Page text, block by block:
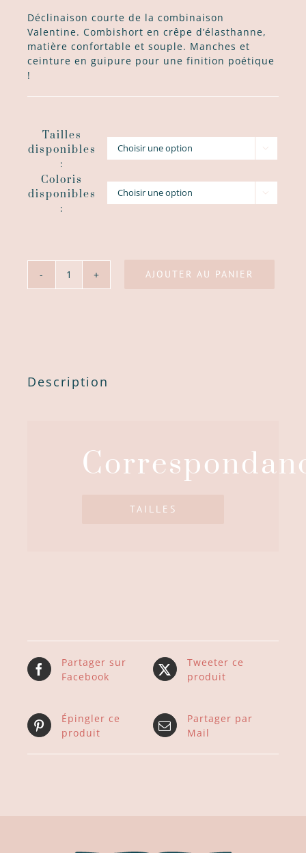
Déclinaison courte de la combinaison
Valentine. Combishort en crêpe d’élasthanne,
matière confortable et souple. Manches et
ceinture en guipure pour une finition poétique
!
Tailles
disponibles
:

Coloris
disponibles
:

quantité
AJOUTER AU PANIER
Description
TAILLES
Partager sur
Facebook
Tweeter ce
produit
Épingler ce
produit
Partager par
Mail